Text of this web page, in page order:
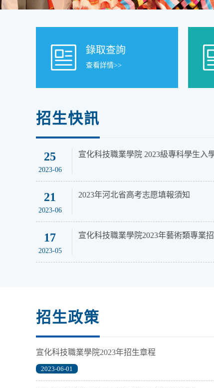
錄取查詢
查看詳情>>
招生快訊
25
2023-06
宣化科技職業學院 2023級專科學生入
21
2023-06
2023年河北省高考志愿填報須知
17
2023-05
宣化科技職業學院2023年藝術類專業
招生政策
宣化科技職業學院2023年招生章程
2023-06-01